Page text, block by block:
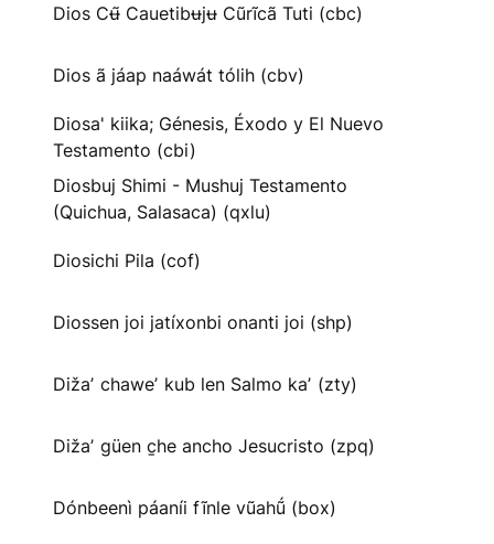
Dios Cʉ̃ Cauetibʉjʉ Cũrĩcã Tuti (cbc)
Dios ã jáap naáwát tólih (cbv)
Diosa' kiika; Génesis, Éxodo y El Nuevo
Testamento (cbi)
Diosbuj Shimi - Mushuj Testamento
(Quichua, Salasaca) (qxlu)
Diosichi Pila (cof)
Diossen joi jatíxonbi onanti joi (shp)
Dižaʼ chaweʼ kub len Salmo kaʼ (zty)
Dižaʼ güen c̱he ancho Jesucristo (zpq)
Dónbeenì páaníi fĩnle vũahṹ (box)